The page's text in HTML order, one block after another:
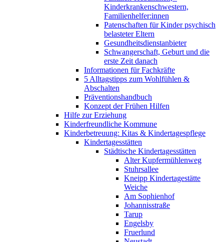
Kinderkrankenschwestern,
Familienhelfer:innen
Patenschaften für Kinder psychisch
belasteter Eltern
Gesundheitsdienstanbieter
Schwangerschaft, Geburt und die
erste Zeit danach
Informationen für Fachkräfte
5 Alltagstipps zum Wohlfühlen &
Abschalten
Präventionshandbuch
Konzept der Frühen Hilfen
Hilfe zur Erziehung
Kinderfreundliche Kommune
Kinderbetreuung: Kitas & Kindertagespflege
Kindertagesstätten
Städtische Kindertagesstätten
Alter Kupfermühlenweg
Stuhrsallee
Kneipp Kindertagestätte
Weiche
Am Sophienhof
Johannisstraße
Tarup
Engelsby
Fruerlund